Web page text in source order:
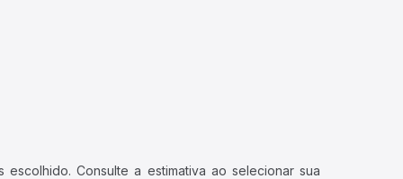
Consulte a estimativa ao selecionar sua